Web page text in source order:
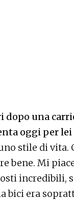
dopo una
oggi per lei
stile di
bene. Mi
incredibili,
bici era